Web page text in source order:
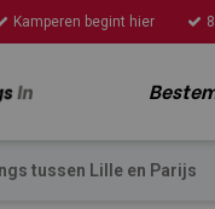
Kamperen begint hier
tussen Lille en Parijs